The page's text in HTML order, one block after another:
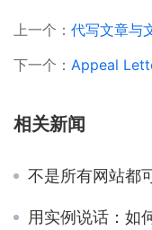
上一个： 代写文章与
下一个： Appeal
相关新闻
不是所有网站都
用实例说话：如